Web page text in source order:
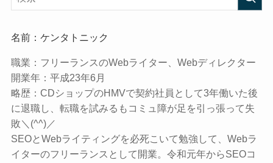
名前：ケンタトニック
職業： フリーランスのWebライター、Webディレクター
開業年： 平成23年6月
略歴： CDショップのHMVで契約社員として3年働いた後
に退職し、転職を試みるもコミュ障が足を引っ張って失
敗＼(^^)／
SEOとWebライティングを必死こいて勉強して、Webラ
イターのフリーランスとして開業。令和元年からSEOコ